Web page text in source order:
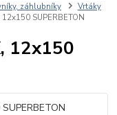
záhlubníky
Vrtáky
SUPERBETON
12x150